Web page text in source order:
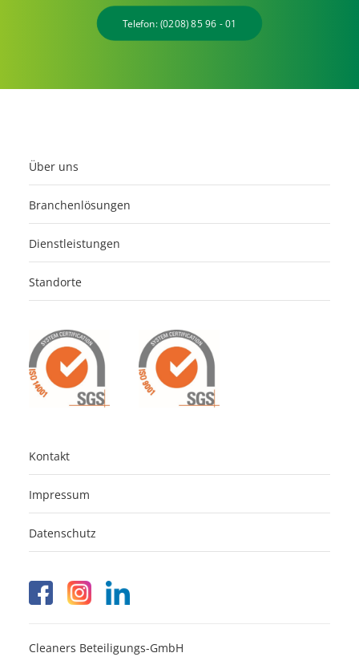
Telefon: (0208) 85 96 - 01
Cleaners Beteiligungs-GmbH
Über uns
Branchenlösungen
Dienstleistungen
Standorte
Kontakt
Impressum
Datenschutz